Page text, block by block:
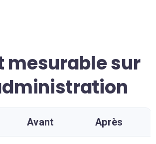
mesurable sur
Avant Après